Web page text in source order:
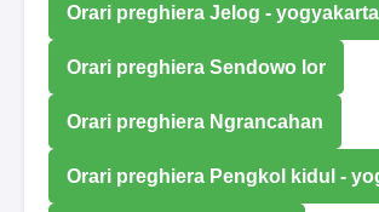
Orari preghiera Jelog - yogyakarta
Orari preghiera Sendowo lor
Orari preghiera Ngrancahan
Orari preghiera Pengkol kidul -